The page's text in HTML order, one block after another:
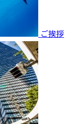
ご挨拶